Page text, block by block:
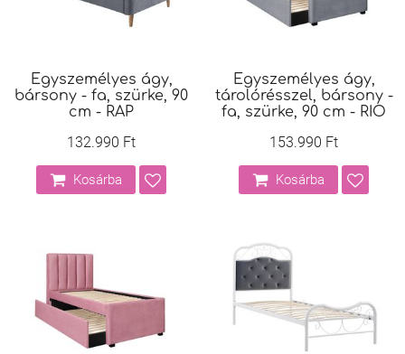
Egyszemélyes ágy,
bársony - fa, szürke, 90
cm - RAP
132.990 Ft
Kosárba
Egyszemélyes ágy,
tárolórésszel, bársony -
fa, szürke, 90 cm - RIO
153.990 Ft
Kosárba